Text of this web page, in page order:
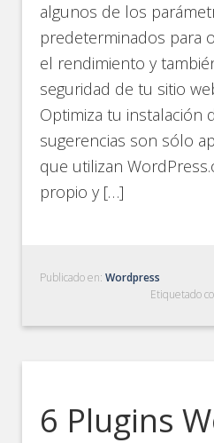
algunos de los
predeterminados para
el rendimiento y
seguridad de tu sitio
Optimiza tu instalación
sugerencias son sólo
que utilizan
propio y […]
Publicado en:Wordpress
Etiquetado
6 Plugins